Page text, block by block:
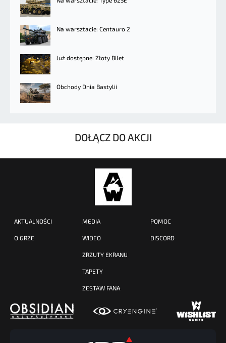
Na warsztacie: Centauro 2
Już dostępne: Złoty Bilet
Obchody Dnia Bastylii
DOŁĄCZ DO AKCJI
AKTUALNOŚCI
O GRZE
MEDIA
WIDEO
ZRZUTY EKRANU
TAPETY
ZESTAW FANA
POMOC
DISCORD